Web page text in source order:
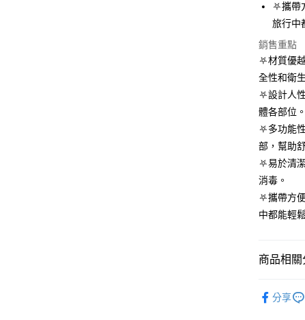
完成交易。
3.實際核
消。如遇
無法說明
【繳款方
1.分期款
醒簡訊。
2.透過簡
【注意事
1.本服務
用戶於交
款買賣價
2.基於同
用，由本
全家取貨
每筆
付款後全
每筆
7-11取貨
每筆
每筆
宅配【父
⛧攜帶
旅行中
銷售重點
⛧材質優
全性和衛
⛧設計人
體各部位
⛧多功能
部，幫助
⛧易於清
消毒。
⛧攜帶方
中都能輕
商品相關
分享